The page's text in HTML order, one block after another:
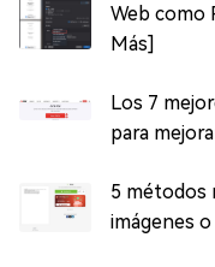
Web como
Más]
Los 7
para
5 métodos
imágenes